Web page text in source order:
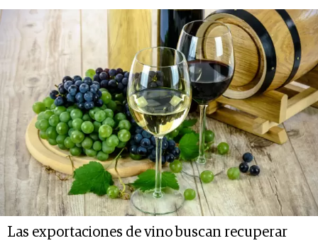
Las exportaciones de vino buscan recuperar